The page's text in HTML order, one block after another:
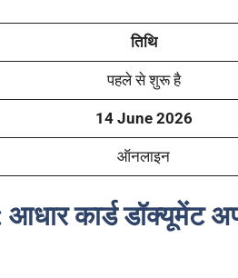
तिथि
पहले से शुरू है
14 June 2026
ऑनलाइन
कार्ड डॉक्यूमेंट